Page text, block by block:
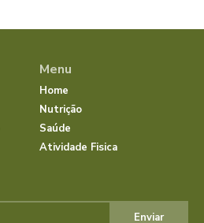
Menu
Home
Nutrição
Saúde
Atividade Fisica
Enviar